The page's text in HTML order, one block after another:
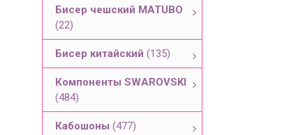
Бисер чешский MATUBO
(22)
Бисер китайский (135)
Компоненты SWAROVSKI
(484)
Кабошоны (477)